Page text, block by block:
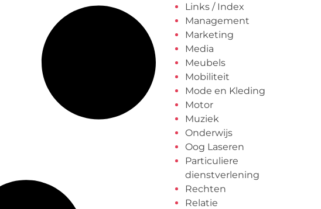
Links / Index
Management
Marketing
Media
Meubels
Mobiliteit
Mode en Kleding
Motor
Muziek
Onderwijs
Oog Laseren
Particuliere
dienstverlening
Rechten
Relatie